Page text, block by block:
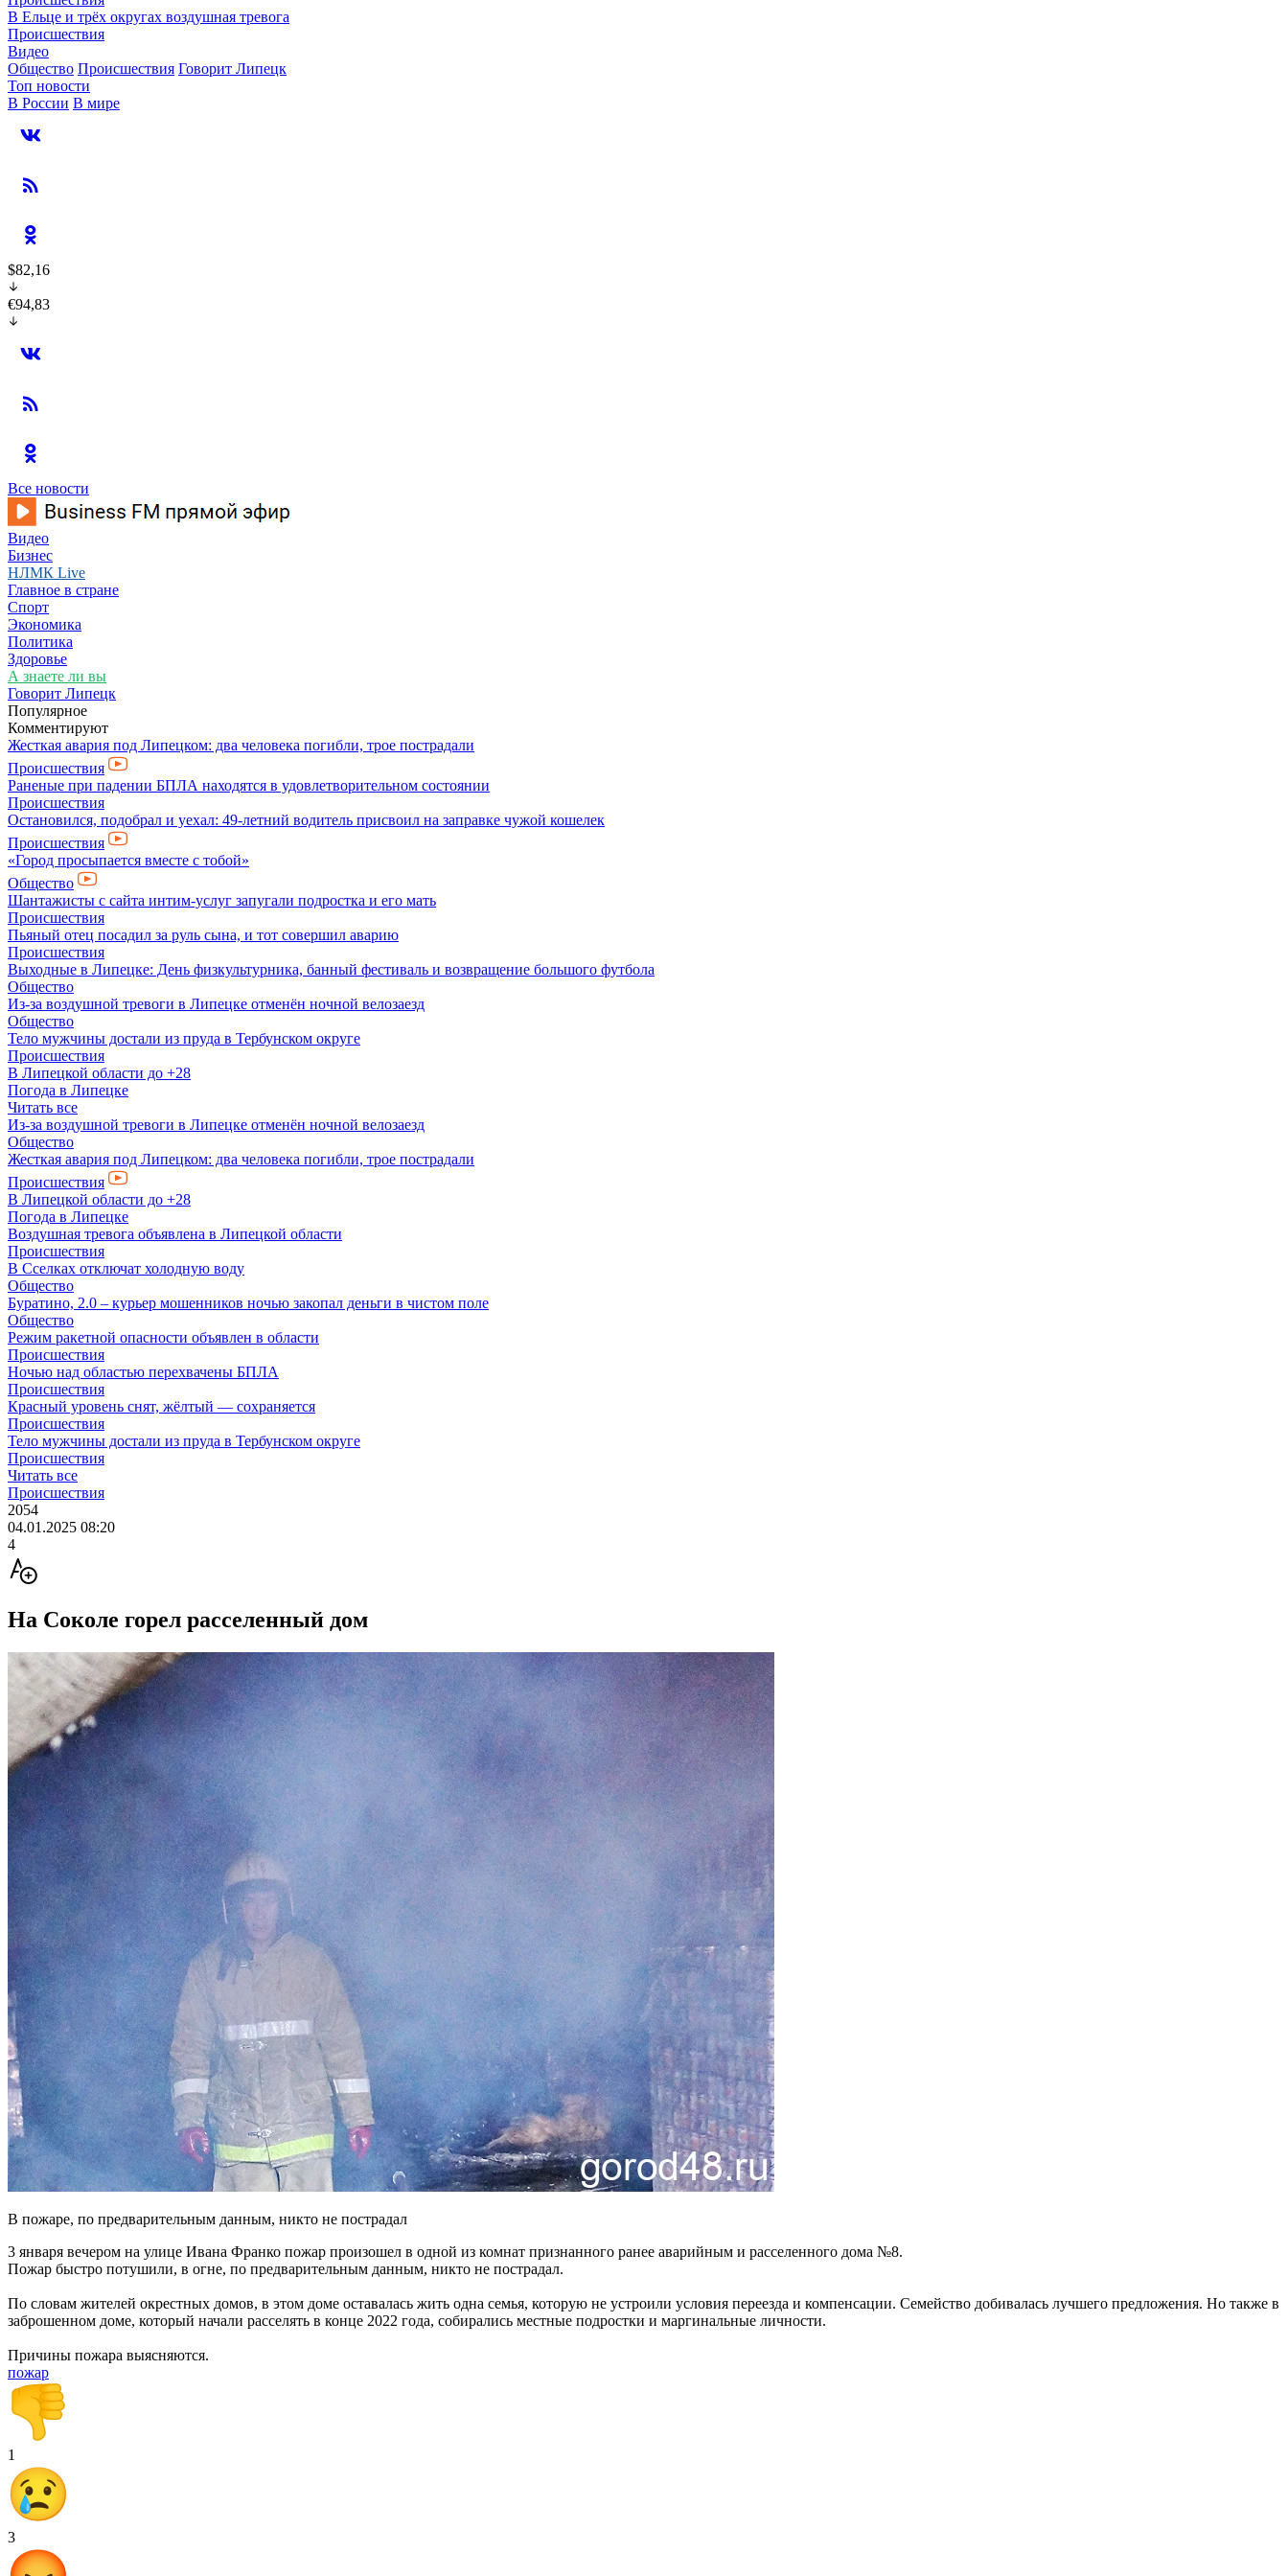
В Ельце и трёх округах воздушная тревога
Происшествия
Видео
Общество Происшествия Говорит Липецк
Топ новости
В России В мире
$82,16
€94,83
Все новости
Видео
Бизнес
НЛМК Live
Главное в стране
Спорт
Экономика
Политика
Здоровье
А знаете ли вы
Говорит Липецк
Популярное
Комментируют
Жесткая авария под Липецком: два человека погибли, трое пострадали
Происшествия
Раненые при падении БПЛА находятся в удовлетворительном состоянии
Происшествия
Остановился, подобрал и уехал: 49-летний водитель присвоил на заправке чужой кошелек
Происшествия
«Город просыпается вместе с тобой»
Общество
Шантажисты с сайта интим-услуг запугали подростка и его мать
Происшествия
Пьяный отец посадил за руль сына, и тот совершил аварию
Происшествия
Выходные в Липецке: День физкультурника, банный фестиваль и возвращение большого футбола
Общество
Из-за воздушной тревоги в Липецке отменён ночной велозаезд
Общество
Тело мужчины достали из пруда в Тербунском округе
Происшествия
В Липецкой области до +28
Погода в Липецке
Читать все
Из-за воздушной тревоги в Липецке отменён ночной велозаезд
Общество
Жесткая авария под Липецком: два человека погибли, трое пострадали
Происшествия
В Липецкой области до +28
Погода в Липецке
Воздушная тревога объявлена в Липецкой области
Происшествия
В Сселках отключат холодную воду
Общество
Буратино, 2.0 – курьер мошенников ночью закопал деньги в чистом поле
Общество
Режим ракетной опасности объявлен в области
Происшествия
Ночью над областью перехвачены БПЛА
Происшествия
Красный уровень снят, жёлтый — сохраняется
Происшествия
Тело мужчины достали из пруда в Тербунском округе
Происшествия
Читать все
Происшествия
2054
04.01.2025 08:20
4
На Соколе горел расселенный дом
В пожаре, по предварительным данным, никто не пострадал
3 января вечером на улице Ивана Франко пожар произошел в одной из комнат признанного ранее аварийным и расселенного дома №8.
Пожар быстро потушили, в огне, по предварительным данным, никто не пострадал.
По словам жителей окрестных домов, в этом доме оставалась жить одна семья, которую не устроили условия переезда и компенсации. Семейство добивалась лучшего предложения. Но также в
заброшенном доме, который начали расселять в конце 2022 года, собирались местные подростки и маргинальные личности.
Причины пожара выясняются.
пожар
1
3